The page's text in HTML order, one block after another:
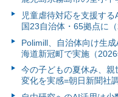
児童虐待対応を支援す
国23自治体・65拠点に（
Polimill、自治体向け生
海道新冠町で実施（2026
今の子どもの夏休み、
変化を実感=朝日新聞社